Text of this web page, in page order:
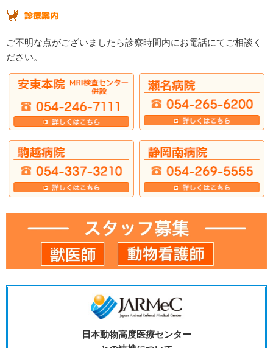
ご不明な点がございましたら診察時間内にお電話にてご相談く
ださい。
日本動物高度医療センター